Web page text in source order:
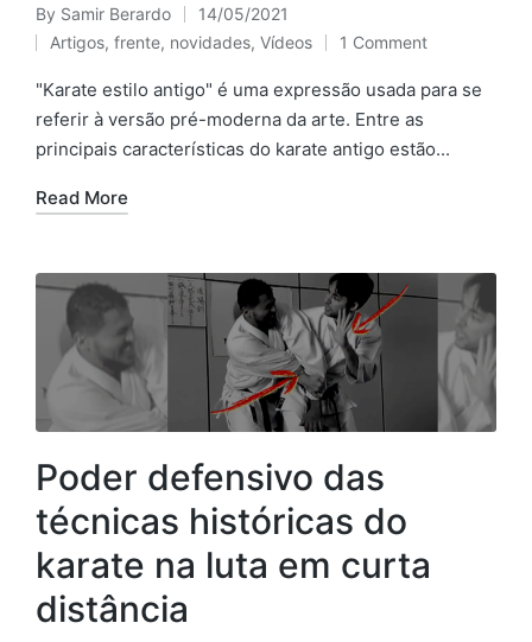
Posted
by
By Samir Berardo 14/05/2021
Posted
in
Artigos, frente, novidades, Vídeos 1 Comment
"Karate estilo antigo" é uma expressão usada para se
referir à versão pré-moderna da arte. Entre as
principais características do karate antigo estão...
Read More
Poder defensivo das
técnicas históricas do
karate na luta em curta
distância